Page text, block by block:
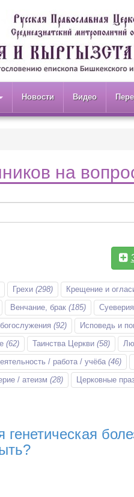
Новости Видео
на
Грехи (298) Крещение и
Венчание, брак (185)
(92) Исповедь и
(62) Таинства Церкви (58)
/ работа / учёба (46)
/ атеизм (28) Церковные
генетическая